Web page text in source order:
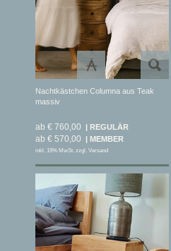
Nachtkästchen Columna aus Teak
massiv
ab € 760,00
ab € 570,00
inkl. 19% MwSt. zzgl. Versand